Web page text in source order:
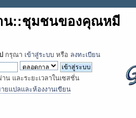
น::ชุมชนของคุณหมี
กรุณา เข้าสู่ระบบ หรือ ลงทะเบียน
น และระยะเวลาในเซสชั่น
ยแปลและห้องงานเขียน